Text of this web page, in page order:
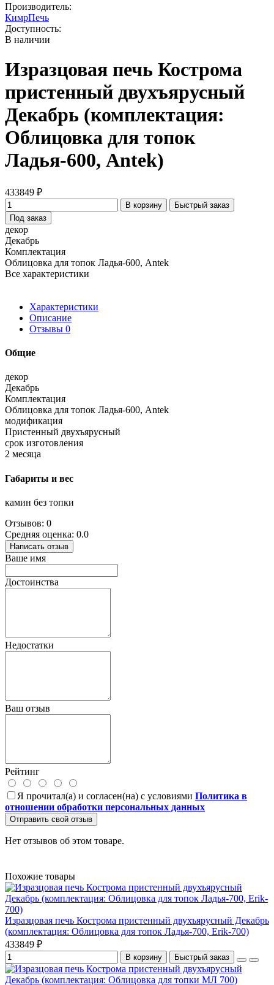
Производитель:
КимрПечь
Доступность:
В наличии
Изразцовая печь Кострома
пристенный двухъярусный
Декабрь (комплектация:
Облицовка для топок
Ладья-600, Antek)
433849 ₽
В корзину
Быстрый заказ
Под заказ
декор
Декабрь
Комплектация
Облицовка для топок Ладья-600, Antek
Все характеристики
Характеристики
Описание
Отзывы 0
Общие
декор
Декабрь
Комплектация
Облицовка для топок Ладья-600, Antek
модификация
Пристенный двухъярусный
срок изготовления
2 месяца
Габариты и вес
камин без топки
Отзывов: 0
Средняя оценка: 0.0
Написать отзыв
Ваше имя
Достоинства
Недостатки
Ваш отзыв
Рейтинг
Я прочитал(а) и согласен(на) с условиями Политика в
отношении обработки персональных данных
Отправить свой отзыв
Нет отзывов об этом товаре.
Похожие товары
Изразцовая печь Кострома пристенный двухъярусный Декабрь
(комплектация: Облицовка для топок Ладья-700, Erik-700)
433849 ₽
В корзину Быстрый заказ